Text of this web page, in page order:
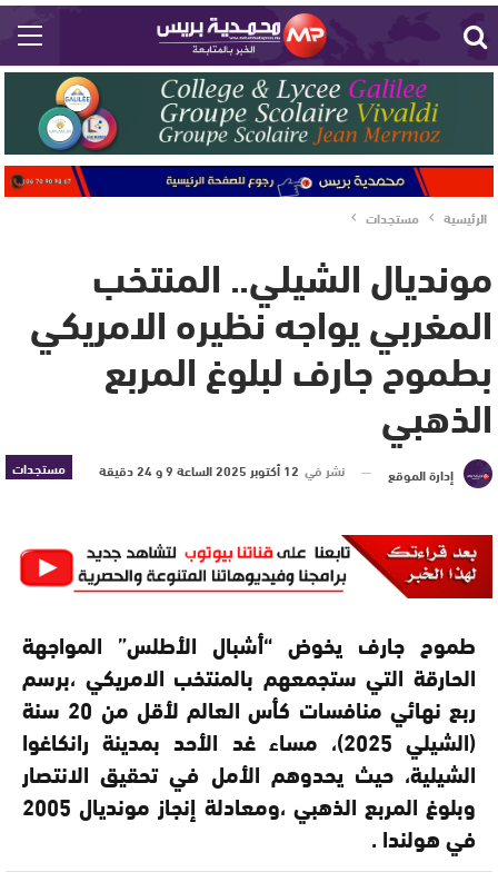
الرئيسية مستجدات
مونديال الشيلي.. المنتخب
المغربي يواجه نظيره الامريكي
بطموح جارف لبلوغ المربع
الذهبي
مستجدات إدارة الموقع نشر في 12 أكتوبر 2025 الساعة 9 و 24 دقيقة
طموح جارف يخوض “أشبال الأطلس” المواجهة
الحارقة التي ستجمعهم بالمنتخب الامريكي ،برسم
ربع نهائي منافسات كأس العالم لأقل من 20 سنة
(الشيلي 2025)، مساء غد الأحد بمدينة رانكاغوا
الشيلية، حيث يحدوهم الأمل في تحقيق الانتصار
وبلوغ المربع الذهبي ،ومعادلة إنجاز مونديال 2005
في هولندا .